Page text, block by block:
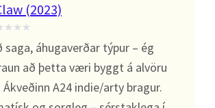
(2023)
saga, áhugaverðar týpur – ég
að þetta væri byggt á alvöru
A24 indie/arty bragur.